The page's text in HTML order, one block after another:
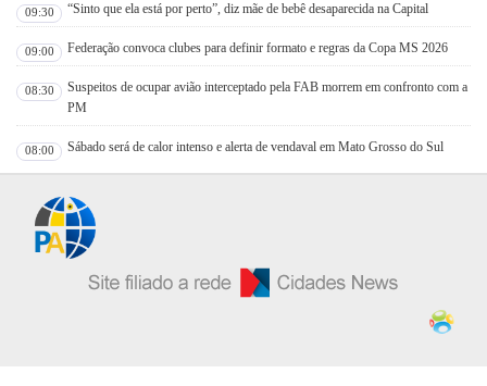
09:30 “Sinto que ela está por perto”, diz mãe de bebê desaparecida na Capital
09:00 Federação convoca clubes para definir formato e regras da Copa MS 2026
08:30
Suspeitos de ocupar avião interceptado pela FAB morrem em confronto com a
PM
08:00 Sábado será de calor intenso e alerta de vendaval em Mato Grosso do Sul